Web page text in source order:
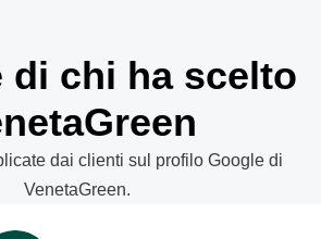
di chi ha scelto
dai clienti sul profilo Google di
VenetaGreen.